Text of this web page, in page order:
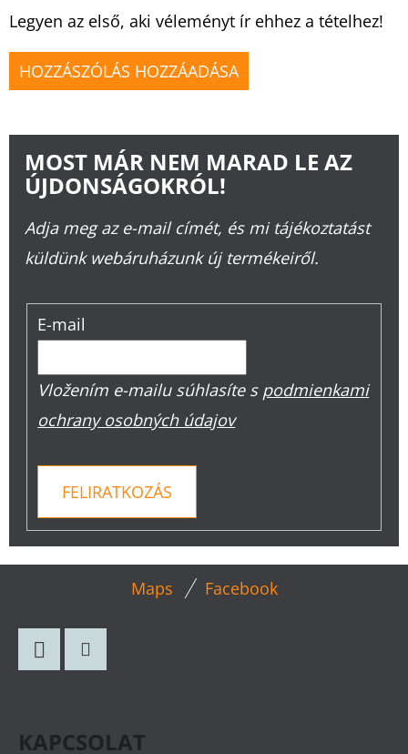
Legyen az első, aki véleményt ír ehhez a tételhez!
HOZZÁSZÓLÁS HOZZÁADÁSA
MOST MÁR NEM MARAD LE AZ
ÚJDONSÁGOKRÓL!
Adja meg az e-mail címét, és mi tájékoztatást
küldünk webáruházunk új termékeiről.
E-mail
Vložením e-mailu súhlasíte s podmienkami
ochrany osobných údajov
FELIRATKOZÁS
Maps Facebook
KAPCSOLAT